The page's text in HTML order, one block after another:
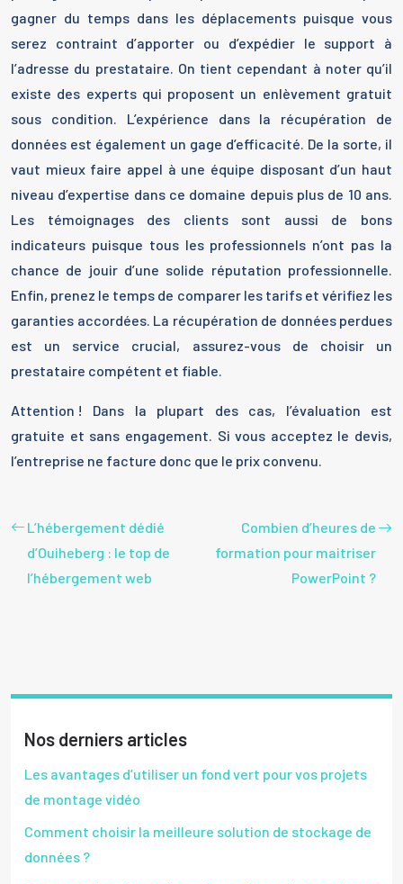
gagner du temps dans les déplacements puisque vous
serez contraint d’apporter ou d’expédier le support à
l’adresse du prestataire. On tient cependant à noter qu’il
existe des experts qui proposent un enlèvement gratuit
sous condition. L’expérience dans la récupération de
données est également un gage d’efficacité. De la sorte, il
vaut mieux faire appel à une équipe disposant d’un haut
niveau d’expertise dans ce domaine depuis plus de 10 ans.
Les témoignages des clients sont aussi de bons
indicateurs puisque tous les professionnels n’ont pas la
chance de jouir d’une solide réputation professionnelle.
Enfin, prenez le temps de comparer les tarifs et vérifiez les
garanties accordées. La récupération de données perdues
est un service crucial, assurez-vous de choisir un
prestataire compétent et fiable.
Attention ! Dans la plupart des cas, l’évaluation est
gratuite et sans engagement. Si vous acceptez le devis,
l’entreprise ne facture donc que le prix convenu.
L’hébergement dédié
d’Ouiheberg : le top de
l’hébergement web
Combien d’heures de
formation pour maitriser
PowerPoint ?
Nos derniers articles
Les avantages d’utiliser un fond vert pour vos projets
de montage vidéo
Comment choisir la meilleure solution de stockage de
données ?